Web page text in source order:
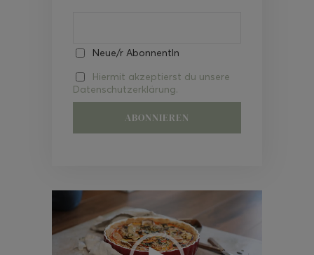
Neue/r AbonnentIn
Hiermit akzeptierst du unsere
Datenschutzerklärung.
Video-